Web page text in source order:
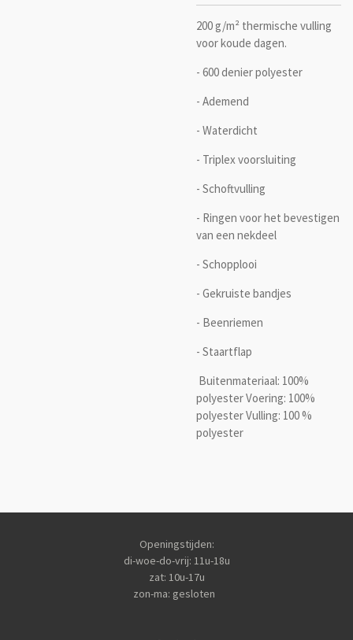
200 g/m² thermische vulling
voor koude dagen.
- 600 denier polyester
- Ademend
- Waterdicht
- Triplex voorsluiting
- Schoftvulling
- Ringen voor het bevestigen
van een nekdeel
- Schopplooi
- Gekruiste bandjes
- Beenriemen
- Staartflap
Buitenmateriaal: 100%
polyester Voering: 100%
polyester Vulling: 100 %
polyester
Openingstijden:
di-woe-do-vrij: 11u-18u
zat: 10u-17u
zon-ma: gesloten